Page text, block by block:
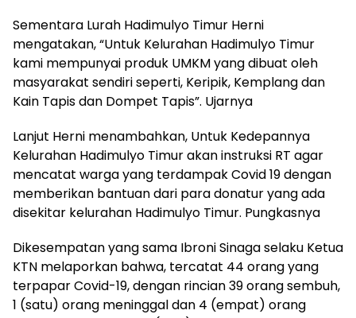
Sementara Lurah Hadimulyo Timur Herni
mengatakan, “Untuk Kelurahan Hadimulyo Timur
kami mempunyai produk UMKM yang dibuat oleh
masyarakat sendiri seperti, Keripik, Kemplang dan
Kain Tapis dan Dompet Tapis”. Ujarnya
Lanjut Herni menambahkan, Untuk Kedepannya
Kelurahan Hadimulyo Timur akan instruksi RT agar
mencatat warga yang terdampak Covid 19 dengan
memberikan bantuan dari para donatur yang ada
disekitar kelurahan Hadimulyo Timur. Pungkasnya
Dikesempatan yang sama Ibroni Sinaga selaku Ketua
KTN melaporkan bahwa, tercatat 44 orang yang
terpapar Covid-19, dengan rincian 39 orang sembuh,
1 (satu) orang meninggal dan 4 (empat) orang